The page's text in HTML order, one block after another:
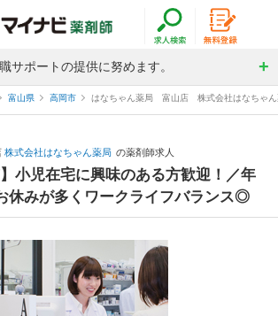
サポートの提供に努めます。
富山県 高岡市 はなちゃん薬局 富山店 株式会社はなちゃん
株式会社はなちゃん薬局 の薬剤師求人
】小児在宅に興味のある方歓迎！／年
休みが多くワークライフバランス◎